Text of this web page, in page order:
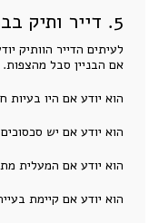
5. דייר ותיק בבניין
לעיתים הדייר הוותיק
אם הבניין סבל מהצפות.
הוא יודע אם היו בעיות
הוא יודע אם יש
הוא יודע אם המעלית
הוא יודע אם קיימת